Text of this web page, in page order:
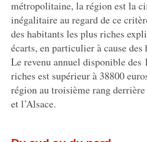
métropolitaine, la région est la
inégalitaire au regard de ce
des habitants les plus riches
écarts, en particulier à cause des
Le revenu annuel disponible des
riches est supérieur à 38800
région au troisième rang
et l’Alsace.